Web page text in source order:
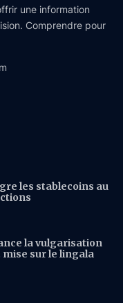
une information
Comprendre pour
les stablecoins au
la vulgarisation
mise sur le lingala